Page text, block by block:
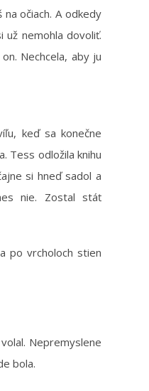
očiach. A odkedy
už nemohla dovoliť.
Nechcela, aby ju
keď sa konečne
Tess odložila knihu
si hneď sadol a
nie. Zostal stáť
po vrcholoch stien
Nepremyslene
bola.